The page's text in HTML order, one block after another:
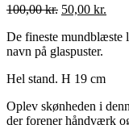
100,00kr. Den
pris
var:
50,00 kr.
pris
De fineste mundblæste
navn på glaspuster.
Hel stand. H 19 cm
Oplev skønheden i
der forener håndværk